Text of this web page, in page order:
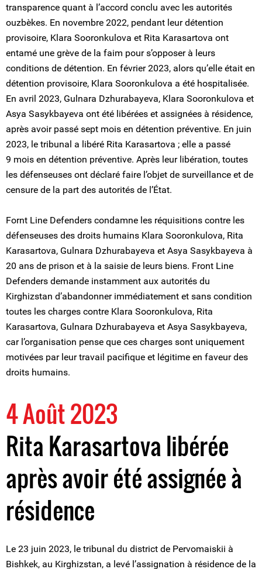
transparence quant à l’accord conclu avec les autorités
ouzbèkes. En novembre 2022, pendant leur détention
provisoire, Klara Sooronkulova et Rita Karasartova ont
entamé une grève de la faim pour s’opposer à leurs
conditions de détention. En février 2023, alors qu’elle était en
détention provisoire, Klara Sooronkulova a été hospitalisée.
En avril 2023, Gulnara Dzhurabayeva, Klara Sooronkulova et
Asya Sasykbayeva ont été libérées et assignées à résidence,
après avoir passé sept mois en détention préventive. En juin
2023, le tribunal a libéré Rita Karasartova ; elle a passé
9 mois en détention préventive. Après leur libération, toutes
les défenseuses ont déclaré faire l’objet de surveillance et de
censure de la part des autorités de l’État.
Fornt Line Defenders condamne les réquisitions contre les
défenseuses des droits humains Klara Sooronkulova, Rita
Karasartova, Gulnara Dzhurabayeva et Asya Sasykbayeva à
20 ans de prison et à la saisie de leurs biens. Front Line
Defenders demande instamment aux autorités du
Kirghizstan d’abandonner immédiatement et sans condition
toutes les charges contre Klara Sooronkulova, Rita
Karasartova, Gulnara Dzhurabayeva et Asya Sasykbayeva,
car l’organisation pense que ces charges sont uniquement
motivées par leur travail pacifique et légitime en faveur des
droits humains.
4 Août 2023
Rita Karasartova libérée
après avoir été assignée à
résidence
Le 23 juin 2023, le tribunal du district de Pervomaiskii à
Bishkek, au Kirghizstan, a levé l’assignation à résidence de la